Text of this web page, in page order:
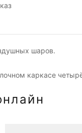
шаров.
каркасе